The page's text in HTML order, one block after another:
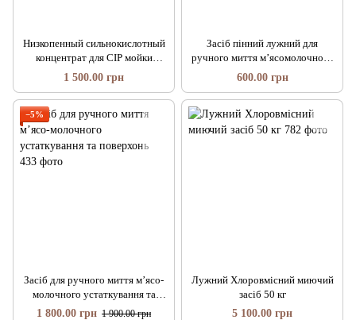
Низкопенный сильнокислотный
концентрат для СІР мойки
трубопроводов и оборудования
1 500.00 грн
Засіб пінний лужний для
ручного миття м’ясомолочного
устаткування –5 л
600.00 грн
−5%
Засіб для ручного миття м’ясо-
молочного устаткування та
поверхонь
1 800.00 грн 1 900.00 грн
Лужний Хлоровмісний миючий
засіб 50 кг
5 100.00 грн